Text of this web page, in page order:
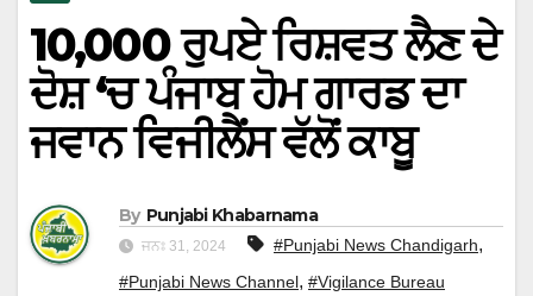
10,000 ਰੁਪਏ ਰਿਸ਼ਵਤ ਲੈਣ ਦੇ
ਦੋਸ਼ ‘ਚ ਪੰਜਾਬ ਹੋਮ ਗਾਰਡ ਦਾ
ਜਵਾਨ ਵਿਜੀਲੈਂਸ ਵੱਲੋਂ ਕਾਬੂ
By Punjabi Khabarnama
ਜਨਃ 31, 2024 #Punjabi News Chandigarh,
#Punjabi News Channel, #Vigilance Bureau